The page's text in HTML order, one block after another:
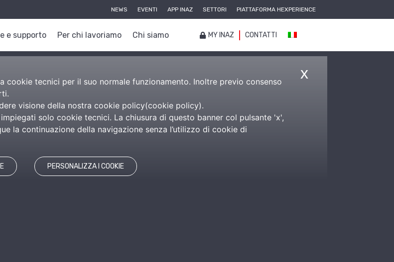
NEWS EVENTI APP INAZ SETTORI PIATTAFORMA HEXPERIENCE
e supporto Per chi lavoriamo Chi siamo MY INAZ CONTATTI
x
tecnici per il suo normale funzionamento. Inoltre previo consenso
visione della nostra cookie policy(cookie policy).
solo cookie tecnici. La chiusura di questo banner col pulsante 'x',
la continuazione della navigazione senza l’utilizzo di cookie di
PERSONALIZZA I COOKIE